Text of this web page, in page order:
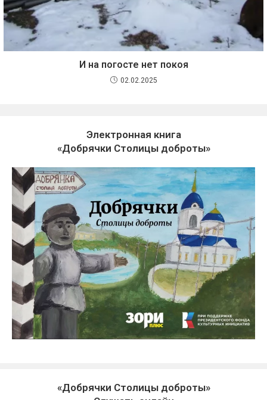
И на погосте нет покоя
02.02.2025
Электронная книга
«Добрячки Столицы доброты»
«Добрячки Столицы доброты»